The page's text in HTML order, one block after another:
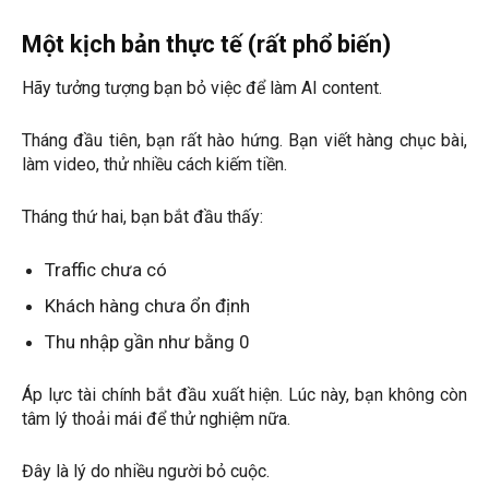
Một kịch bản thực tế (rất phổ biến)
Hãy tưởng tượng bạn bỏ việc để làm AI content.
Tháng đầu tiên, bạn rất hào hứng. Bạn viết hàng chục bài,
làm video, thử nhiều cách kiếm tiền.
Tháng thứ hai, bạn bắt đầu thấy:
Traffic chưa có
Khách hàng chưa ổn định
Thu nhập gần như bằng 0
Áp lực tài chính bắt đầu xuất hiện. Lúc này, bạn không còn
tâm lý thoải mái để thử nghiệm nữa.
Đây là lý do nhiều người bỏ cuộc.